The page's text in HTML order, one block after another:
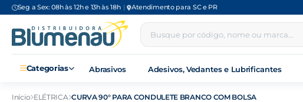
Seg a Sex: 08h às 12h e 13h às 18h | Atendimento para SC e PR
Categorias Abrasivos Adesivos, Vedantes e Lubrificantes
Início ELÉTRICA CURVA 90° PARA CONDULETE BRANCO COM BOLSA